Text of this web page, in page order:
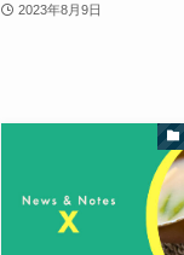
2023年8月9日